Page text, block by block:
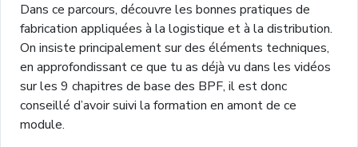
Dans ce parcours, découvre les bonnes pratiques de
fabrication appliquées à la logistique et à la distribution.
On insiste principalement sur des éléments techniques,
en approfondissant ce que tu as déjà vu dans les vidéos
sur les 9 chapitres de base des BPF, il est donc
conseillé d’avoir suivi la formation en amont de ce
module.